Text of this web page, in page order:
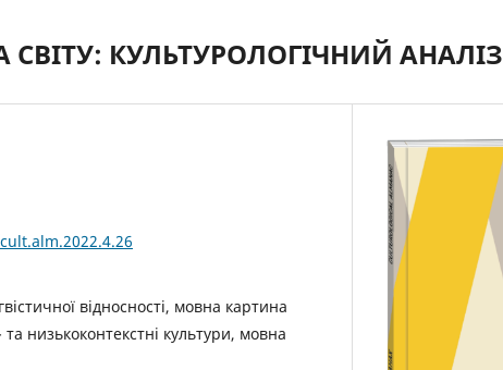
КУЛЬТУРОЛОГІЧНИЙ АНАЛІЗ
відносності, мовна картина
низькоконтекстні культури, мовна